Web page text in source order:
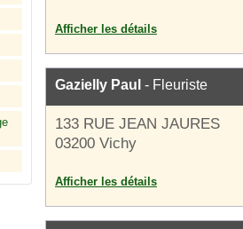
Afficher les détails
Gazielly Paul - Fleuriste
133 RUE JEAN JAURES
03200 Vichy
Afficher les détails